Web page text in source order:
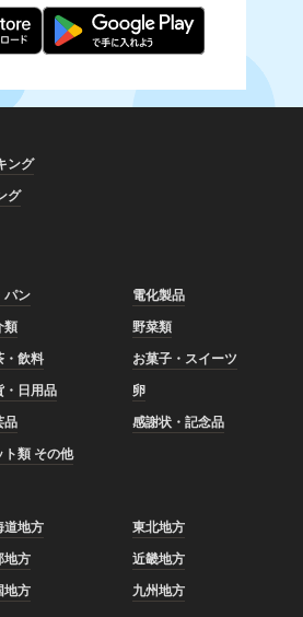
ング
グ
パン
電化製品
類
野菜類
・飲料
お菓子・スイーツ
・日用品
卵
品
感謝状・記念品
ト類 その他
道地方
東北地方
地方
近畿地方
地方 九州地方